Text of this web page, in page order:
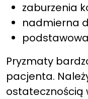
zaburzenia
nadmierna
Pryzmaty
pacjenta.
ostatecznością